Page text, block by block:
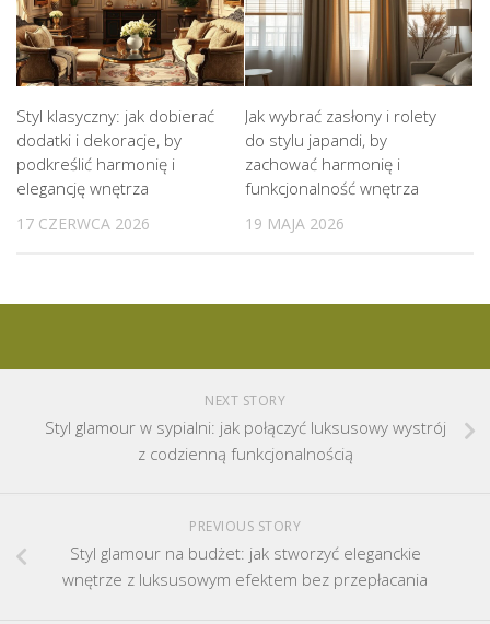
Styl klasyczny: jak dobierać
dodatki i dekoracje, by
podkreślić harmonię i
elegancję wnętrza
17 CZERWCA 2026
Jak wybrać zasłony i rolety
do stylu japandi, by
zachować harmonię i
funkcjonalność wnętrza
19 MAJA 2026
NEXT STORY
Styl glamour w sypialni: jak połączyć luksusowy wystrój
z codzienną funkcjonalnością
PREVIOUS STORY
Styl glamour na budżet: jak stworzyć eleganckie
wnętrze z luksusowym efektem bez przepłacania